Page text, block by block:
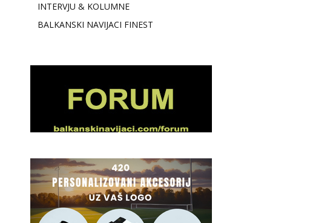
INTERVJU & KOLUMNE
BALKANSKI NAVIJACI FINEST